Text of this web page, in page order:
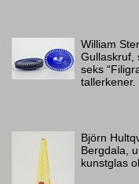
William
Gullaskruf,
seks
tallerkener.
Björn
Bergdala,
kunstglas